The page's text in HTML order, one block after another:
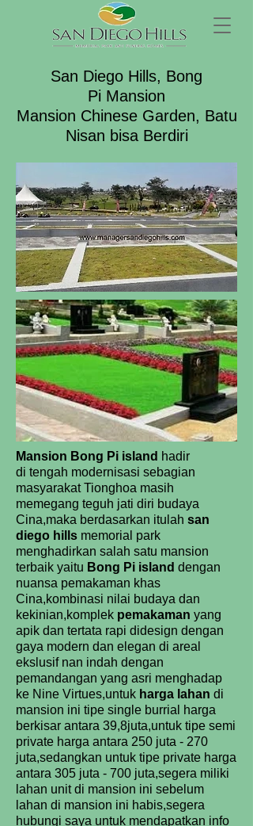
San Diego Hills, Bong
Pi Mansion
Mansion Chinese Garden, Batu
Nisan bisa Berdiri
Mansion Bong Pi island hadir
di tengah modernisasi sebagian
masyarakat Tionghoa masih
memegang teguh jati diri budaya
Cina,maka berdasarkan itulah san
diego hills memorial park
menghadirkan salah satu mansion
terbaik yaitu Bong Pi island dengan
nuansa pemakaman khas
Cina,kombinasi nilai budaya dan
kekinian,komplek pemakaman yang
apik dan tertata rapi didesign dengan
gaya modern dan elegan di areal
ekslusif nan indah dengan
pemandangan yang asri menghadap
ke Nine Virtues,untuk harga lahan di
mansion ini tipe single burrial harga
berkisar antara 39,8juta,untuk tipe semi
private harga antara 250 juta - 270
juta,sedangkan untuk tipe private harga
antara 305 juta - 700 juta,segera miliki
lahan unit di mansion ini sebelum
lahan di mansion ini habis,segera
hubungi saya untuk mendapatkan info